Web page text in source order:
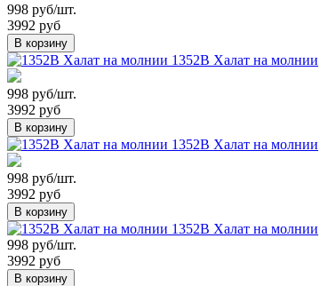
998 руб/шт.
3992 руб
В корзину
1352В Халат на молнии
998 руб/шт.
3992 руб
В корзину
1352В Халат на молнии
998 руб/шт.
3992 руб
В корзину
1352В Халат на молнии
998 руб/шт.
3992 руб
В корзину